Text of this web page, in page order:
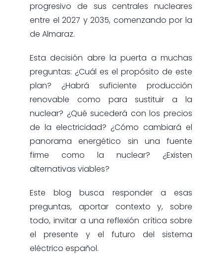
progresivo de sus centrales nucleares
entre el 2027 y 2035, comenzando por la
de Almaraz.
Esta decisión abre la puerta a muchas
preguntas: ¿Cuál es el propósito de este
plan? ¿Habrá suficiente producción
renovable como para sustituir a la
nuclear? ¿Qué sucederá con los precios
de la electricidad? ¿Cómo cambiará el
panorama energético sin una fuente
firme como la nuclear? ¿Existen
alternativas viables?
Este blog busca responder a esas
preguntas, aportar contexto y, sobre
todo, invitar a una reflexión crítica sobre
el presente y el futuro del sistema
eléctrico español.